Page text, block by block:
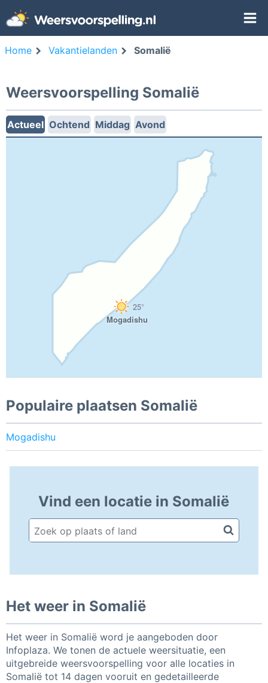
Home Vakantielanden Somalië
Weersvoorspelling Somalië
Actueel Ochtend Middag Avond
25°
Mogadishu
Populaire plaatsen Somalië
Mogadishu
Vind een locatie in Somalië
Het weer in Somalië
Het weer in Somalië word je aangeboden door
Infoplaza. We tonen de actuele weersituatie, een
uitgebreide weersvoorspelling voor alle locaties in
Somalië tot 14 dagen vooruit en gedetailleerde